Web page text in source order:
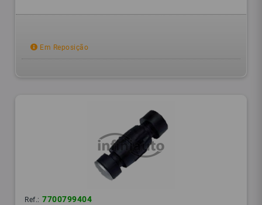
Em Reposição
Ref.: 7700799404